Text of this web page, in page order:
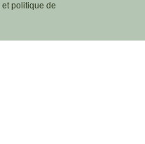
politique de